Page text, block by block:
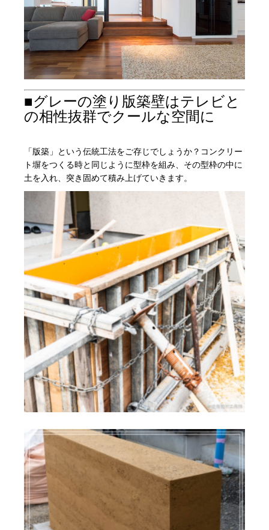
■グレーの塗り版築壁はテレビと
の相性抜群でクールな空間に
「版築」という伝統工法をご存じでしょうか？コンクリー
ト塀をつくる時と同じように型枠を組み、その型枠の中に
土を入れ、突き固めて積み上げていきます。